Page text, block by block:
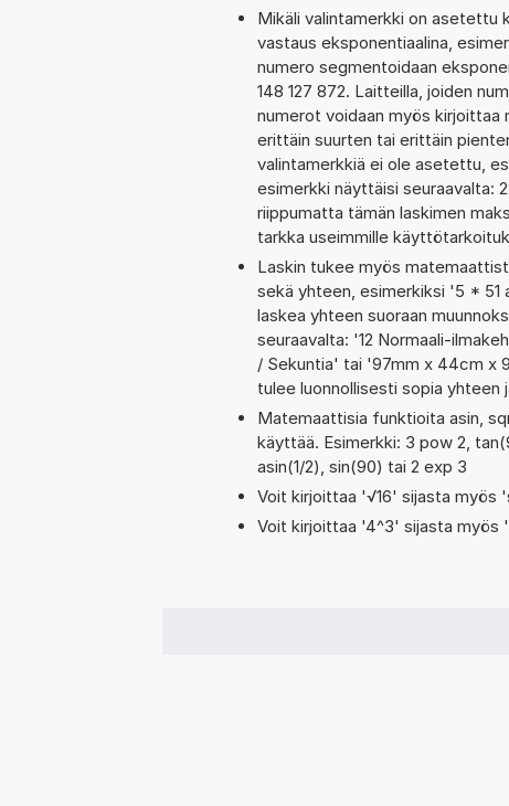
Mikäli valintamerkki on asetettu
vastaus eksponentiaalina,
numero segmentoidaan
148 127 872. Laitteilla, joiden
numerot voidaan myös kirjoittaa
erittäin suurten tai erittäin
valintamerkkiä ei ole asetettu,
esimerkki näyttäisi seuraavalta:
riippumatta tämän laskimen
tarkka useimmille
Laskin tukee myös
sekä yhteen, esimerkiksi '5 * 51
laskea yhteen suoraan
seuraavalta: '12 Normaali-
/ Sekuntia' tai '97mm x 44cm x
tulee luonnollisesti sopia yhteen
Matemaattisia funktioita asin,
käyttää. Esimerkki: 3 pow 2,
asin(1/2), sin(90) tai 2 exp 3
Voit kirjoittaa '√16' sijasta myös
Voit kirjoittaa '4^3' sijasta